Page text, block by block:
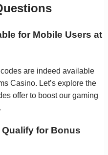
for Mobile Users at
are indeed available
Casino. Let’s explore the
offer to boost our gaming
for Bonus